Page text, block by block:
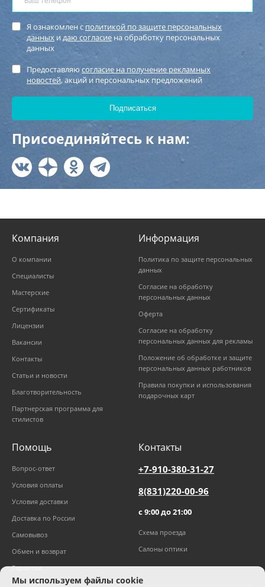
Я ознакомлен с политикой по защите персональных
данных идаю согласие на обработку персональных
данных
Предоставляю согласие на получение рекламных
новостей, акций и персональных предложений
Присоединяйтесь к нам:
Компания
О компании
Специалисты
Мастерские
Сертификаты
Лицензии
Вакансии
Контакты
Статьи и новости
Благотворительность
Партнерская программа для
стилистов
Информация
Политика по защите персональных
данных
Согласие на обработку
персональных данных
Оферта
Согласие на обработку
персональных данных для рекламы
Положение об обработке и защите
персональных данных работников
Правила покупки и использования
подарочных карт
Помощь
Вопрос-ответ
Условия оплаты
Условия доставки
Доставка по России
Самовывоз
Обмен и возврат
Гарантии
Контакты
+7-910-380-31-27
8(831)220-00-96
с 9:00 до 21:00
Схема проезда
Салоны оптики
Мы используем файлы cookie